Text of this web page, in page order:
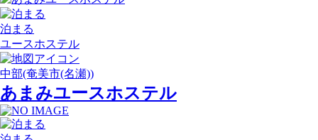
泊まる
ユースホステル
中部(奄美市(名瀬))
あまみユースホステル